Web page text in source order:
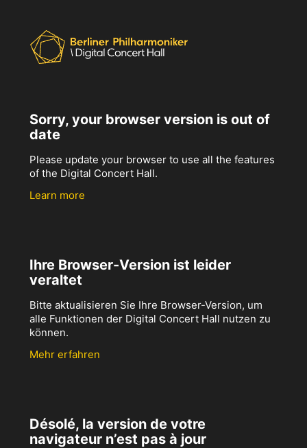
Sorry, your browser version is out of
date
Please update your browser to use all the features
of the Digital Concert Hall.
Learn more
Ihre Browser-Version ist leider
veraltet
Bitte aktualisieren Sie Ihre Browser-Version, um
alle Funktionen der Digital Concert Hall nutzen zu
können.
Mehr erfahren
Désolé, la version de votre
navigateur n’est pas à jour